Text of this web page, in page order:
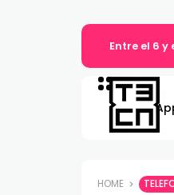
Entre el 6
HOME